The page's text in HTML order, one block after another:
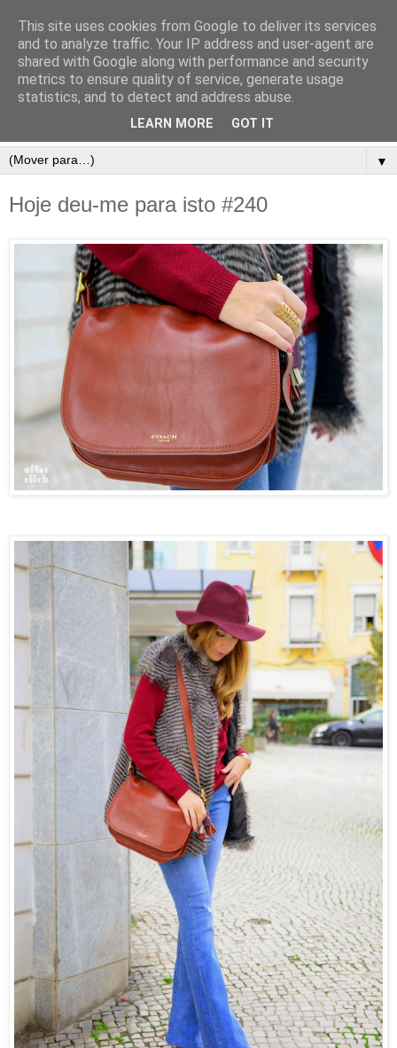
▼
Hoje deu-me para isto #240
This site uses cookies from Google to deliver its services
and to analyze traffic. Your IP address and user-agent are
shared with Google along with performance and security
metrics to ensure quality of service, generate usage
statistics, and to detect and address abuse.
LEARN MORE GOT IT